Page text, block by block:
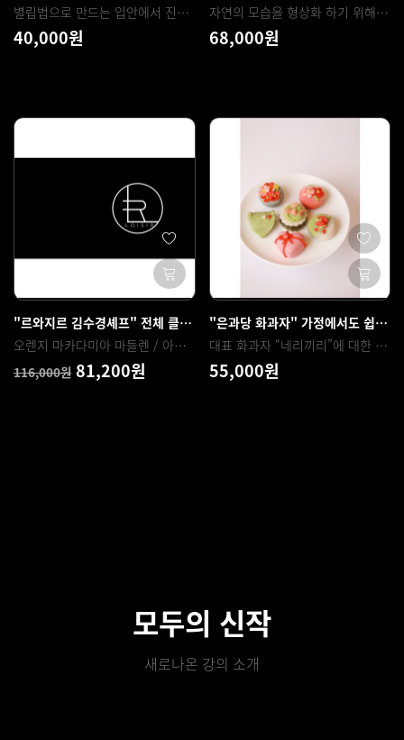
별립법으로 만드는 입안에서 진짜 살살 녹는 촉촉한 카스테라 시트 만드는 방법부터 100% 우유 생크림으로 만드는 부드럽고 맛있는 바닐라크림 반드는법, 딸기(과일)를 넣고 예쁘고 쉽게 롤마는 방법, 롤케이크 크림 파이핑과 예쁘게 데코(딸기) 하는법, 롤케이크를 조각 사이즈와 홀사이즈로 컷팅하여 포장, 쇼케이스 진열 판매등 매장 판매에 필요한 부분까지 다양하고 자세히 배우실 수 있는 다락방케이크 클래스
40,000원
자연의 모습을 형상화 하기 위해 필요한 구성들을 간단한 프렌치 테크닉을 활용해 만드는 방법들. 전자레인지를 사용한 거문도 쑥 스펀지. 다양하게 응용이 가능한 거문도 쑥 가나슈. 간편하게 구울 수 있는 바위 모양 크럼블. 반죽 한 장으로 만드는 타르트 쉘 퐁사주 기법과 디저트 보관 방법 등을 배우고 김우균 파티시에가 직접 답변하는 Q&A를 활용하셔서 더 많은 정보를 얻어가실 수 있습니다.
68,000원
"르와지르 김수경셰프" 전체 클래스
오렌지 마카다미아 마들렌 / 아보카도 무스 / 옥수수 파운드 케이크 / 고구마 바스크 치즈케이크
116,000원 81,200원
"은과당 화과자" 가정에서도 쉽고 간편하게 만드는 선물용 화과자 클래스 6종
대표 화과자 “네리끼리”에 대한 설명과 함께, 네리끼리의 기본 반죽법 및 반죽에 대한 이해, 화과자 단색 및 정확한 그램과 비율까지 포함된 복합색 조색법, 시판 앙금을 이용해 간단하게 만드는 2종 속앙금 제조법과 단독으로도 사용 가능한 말차양갱을 함께 만들어 양갱 만들기에 대한 중요 포인트를 설명, 6종 디자인의 다양한 연출법에 대한 설명 및 사용도구와 재료설명까지 혼자서도 집에서 만들 수 있는 ‘기초 화과자 풀패키지’강의 입니다.
55,000원
모두의 신작
새로나온 강의 소개